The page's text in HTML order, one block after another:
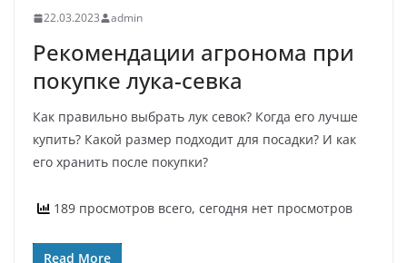
22.03.2023 admin
Рекомендации агронома при
покупке лука-севка
Как правильно выбрать лук севок? Когда его лучше
купить? Какой размер подходит для посадки? И как
его хранить после покупки?
189 просмотров всего, сегодня нет просмотров
Read More